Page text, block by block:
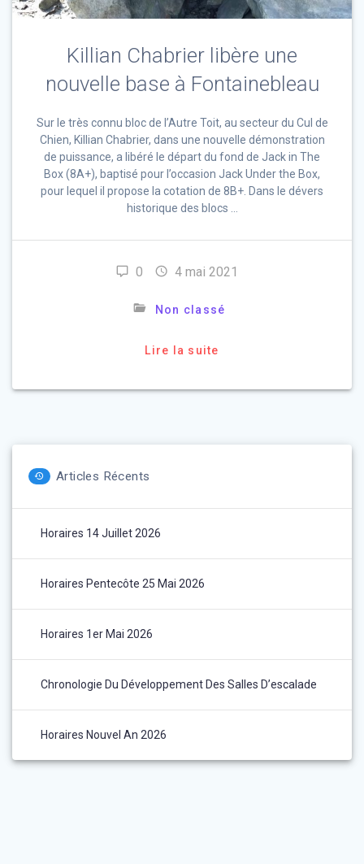
Killian Chabrier libère une
nouvelle base à Fontainebleau
Sur le très connu bloc de l’Autre Toit, au secteur du Cul de
Chien, Killian Chabrier, dans une nouvelle démonstration
de puissance, a libéré le départ du fond de Jack in The
Box (8A+), baptisé pour l’occasion Jack Under the Box,
pour lequel il propose la cotation de 8B+. Dans le dévers
historique des blocs …
0 4 mai 2021
Non classé
Lire la suite
Articles Récents
Horaires 14 Juillet 2026
Horaires Pentecôte 25 Mai 2026
Horaires 1er Mai 2026
Chronologie Du Développement Des Salles D’escalade
Horaires Nouvel An 2026